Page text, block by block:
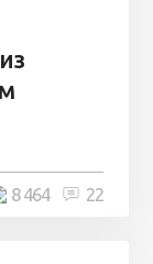
22
8 464